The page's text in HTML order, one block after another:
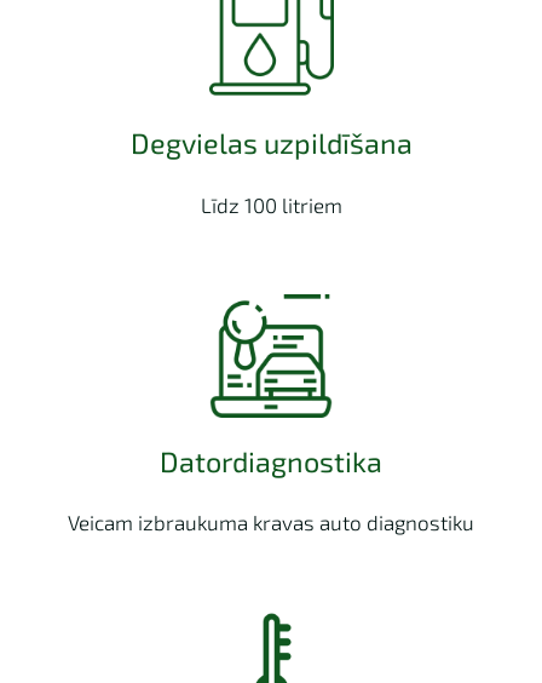
Degvielas uzpildīšana
Līdz 100 litriem
Datordiagnostika
Veicam izbraukuma kravas auto diagnostiku